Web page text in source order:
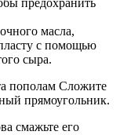
предохранить
масла,
с помощью
сыра.
Сложите
прямоугольник.
смажьте его